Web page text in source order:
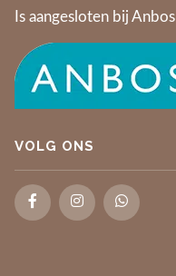
Is aangesloten bij Anbos
VOLG ONS